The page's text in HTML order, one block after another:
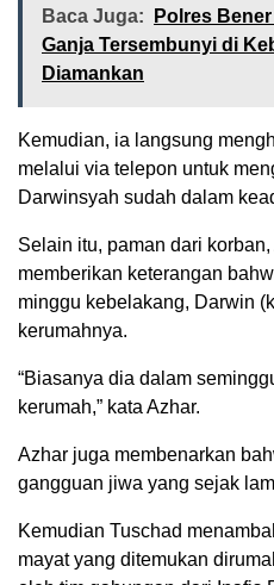
Baca Juga:
Polres
Ganja Tersembunyi di
Diamankan
Kemudian, ia langsung
melalui via telepon untuk
Darwinsyah sudah dalam
Selain itu, paman dari
memberikan keterangan
minggu kebelakang, Darwin
kerumahnya.
“Biasanya dia dalam
kerumah,” kata Azhar.
Azhar juga membenarkan
gangguan jiwa yang sejak
Kemudian Tuschad
mayat yang ditemukan